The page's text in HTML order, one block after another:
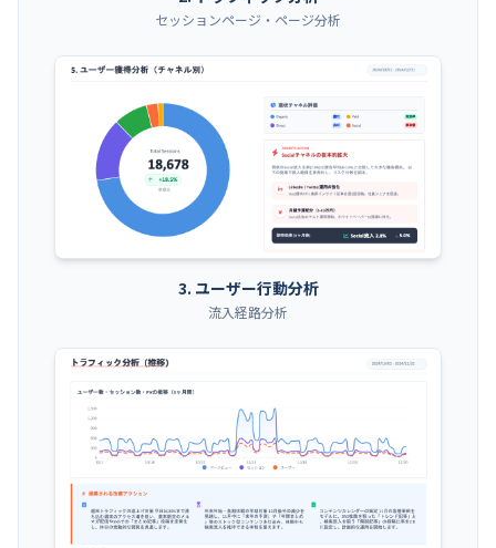
セッションページ・ページ分析
3. ユーザー行動分析
流入経路分析